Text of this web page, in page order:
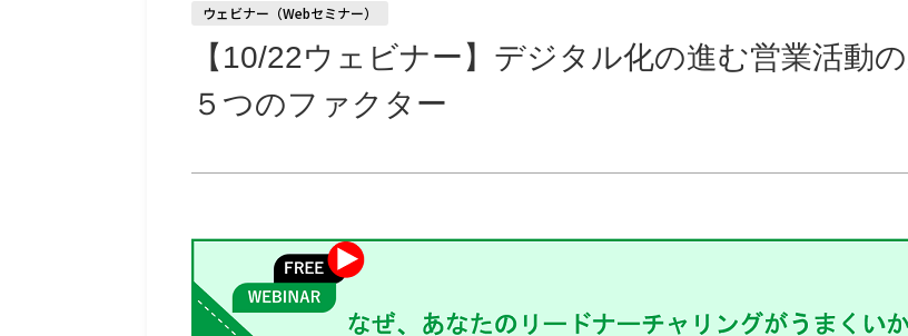
ウェビナー（Webセミナー）
【10/22ウェビナー】デジタル化の進む営業活動
５つのファクター